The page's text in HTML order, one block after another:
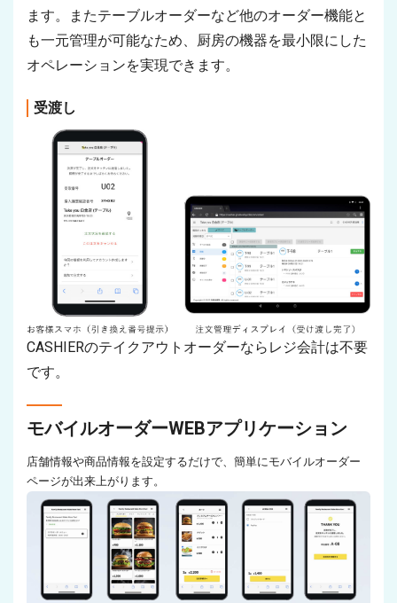
ます。またテーブルオーダーなど他のオーダー機能と
も一元管理が可能なため、厨房の機器を最小限にした
オペレーションを実現できます。
受渡し
CASHIERのテイクアウトオーダーならレジ会計は不要
です。
モバイルオーダーWEBアプリケーション
店舗情報や商品情報を設定するだけで、簡単にモバイルオーダー
ページが出来上がります。